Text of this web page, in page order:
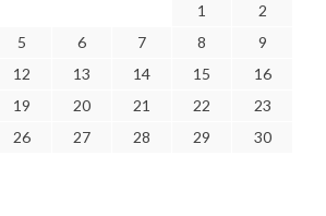
1
2
5 6 7 8
9
12 13 14 15
16
19 20 21 22
23
26 27 28 29
30